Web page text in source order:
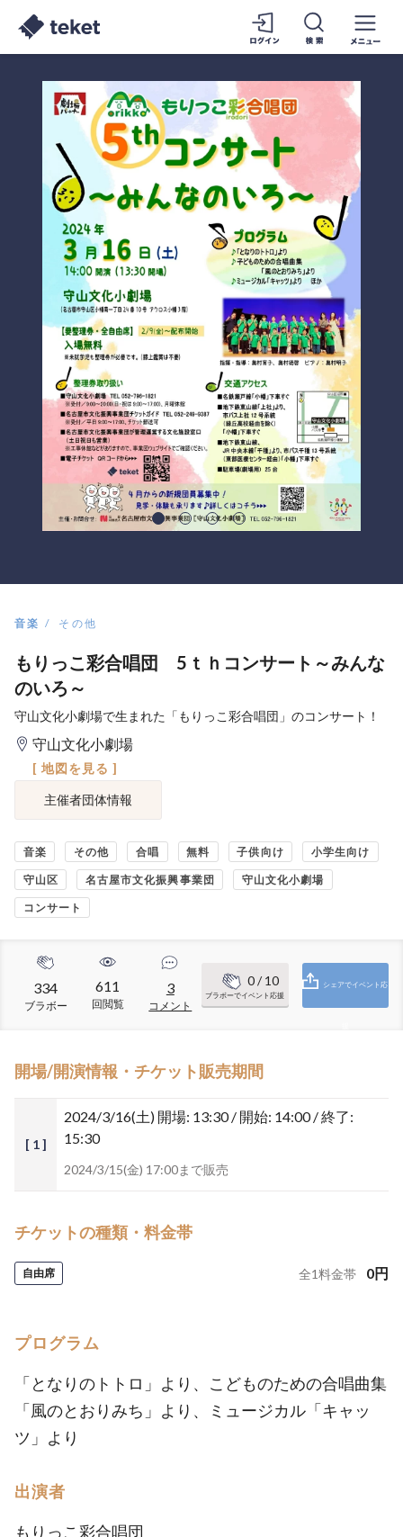
音楽 その他
もりっこ彩合唱団 5ｔｈコンサート～みんな
のいろ～
守山文化小劇場で生まれた「もりっこ彩合唱団」のコンサート！
守山文化小劇場
[ 地図を見る ]
主催者団体情報
音楽 その他 合唱 無料 子供向け 小学生向け
守山区 名古屋市文化振興事業団 守山文化小劇場
コンサート
334
ブラボー
611
回閲覧
3
コメント
0/ 10
ブラボーでイベント応援
シェアでイベント応
開場/開演情報・チケット販売期間
[ 1 ]
2024/3/16(土) 開場: 13:30 / 開始: 14:00 / 終了:
15:30
2024/3/15(金) 17:00まで販売
チケットの種類・料金帯
自由席 全1料金帯 0円
プログラム
「となりのトトロ」より、こどものための合唱曲集
「風のとおりみち」より、ミュージカル「キャッ
ツ」より
出演者
もりっこ彩合唱団